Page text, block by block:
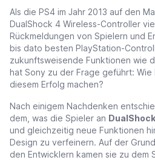
Als die PS4 im Jahr 2013 auf den
DualShock 4 Wireless-Controller
Rückmeldungen von Spielern und
bis dato besten PlayStation-
zukunftsweisende Funktionen wie
hat Sony zu der Frage geführt:
diesem Erfolg machen?
Nach einigem Nachdenken
dem, was die Spieler an
und gleichzeitig neue Funktionen
Design zu verfeinern. Auf der
den Entwicklern kamen sie zu dem